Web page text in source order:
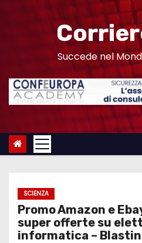
n
Succede nel
SCIENZA
Promo Amazon e
super offerte su
informatica –